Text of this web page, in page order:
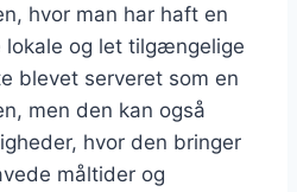
hvor man har haft en
og let tilgængelige
blevet serveret som en
men den kan også
hvor den bringer
måltider og